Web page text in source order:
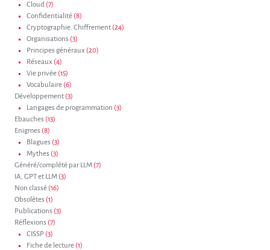
Cloud (7)
Confidentialité (8)
Cryptographie. Chiffrement (24)
Organisations (3)
Principes généraux (20)
Réseaux (4)
Vie privée (15)
Vocabulaire (6)
Développement (3)
Langages de programmation (3)
Ebauches (13)
Enigmes (8)
Blagues (3)
Mythes (3)
Généré/complété par LLM (7)
IA, GPT et LLM (3)
Non classé (16)
Obsolètes (1)
Publications (3)
Réflexions (7)
CISSP (3)
Fiche de lecture (1)